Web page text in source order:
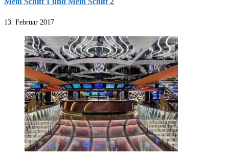
13. Februar 2017